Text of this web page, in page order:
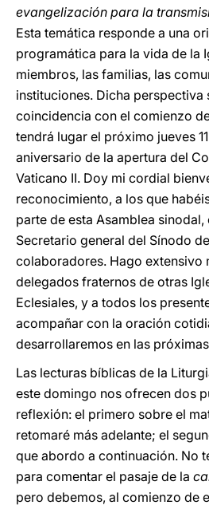
evangelización para la
Esta temática responde a una
programática para la vida de la
miembros, las familias, las
instituciones. Dicha perspectiva
coincidencia con el comienzo
tendrá lugar el próximo jueves
aniversario de la apertura del
Vaticano II. Doy mi cordial
reconocimiento, a los que
parte de esta Asamblea sinodal,
Secretario general del Sínodo
colaboradores. Hago extensivo
delegados fraternos de otras
Eclesiales, y a todos los
acompañar con la oración
desarrollaremos en las
Las lecturas bíblicas de la
este domingo nos ofrecen dos
reflexión: el primero sobre el
retomaré más adelante; el
que abordo a continuación. No
para comentar el pasaje de la
pero debemos, al comienzo de